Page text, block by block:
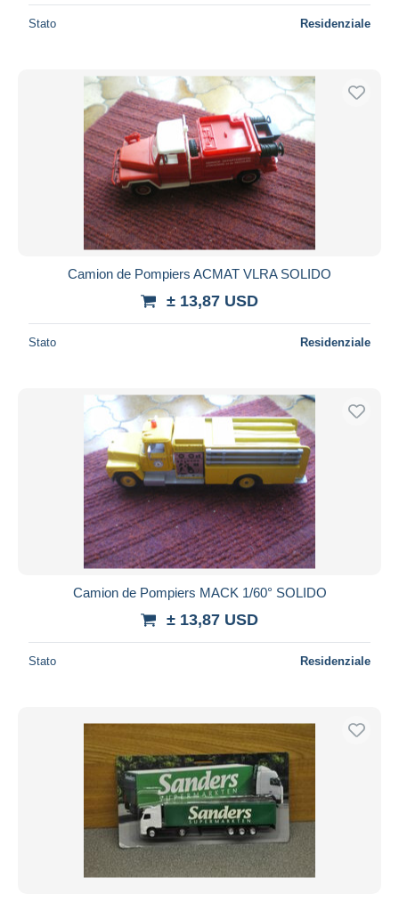
Stato Residenziale
Camion de Pompiers ACMAT VLRA SOLIDO
± 13,87 USD
Stato Residenziale
Camion de Pompiers MACK 1/60° SOLIDO
± 13,87 USD
Stato Residenziale